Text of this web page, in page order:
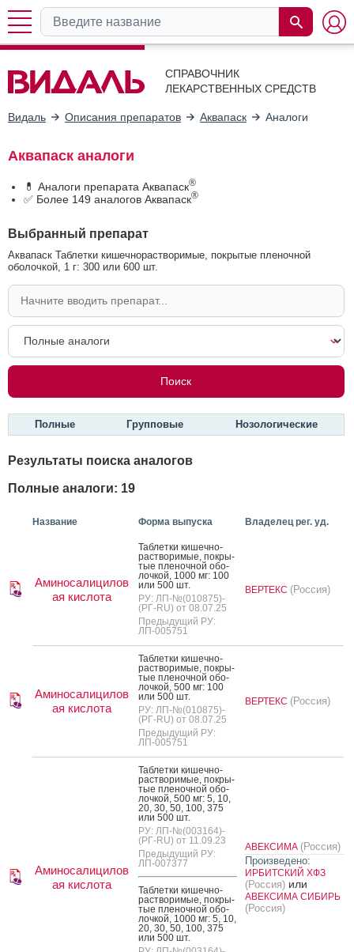
СПРАВОЧНИК
ЛЕКАРСТВЕННЫХ СРЕДСТВ
Видаль Описания препаратов Аквапаск Аналоги
Аквапаск аналоги
💊 Аналоги препарата Аквапаск®
✅ Более 149 аналогов Аквапаск®
Выбранный препарат
Аквапаск Таблетки кишечнорастворимые, покрытые пленочной
оболочкой, 1 г: 300 или 600 шт.
Полные Групповые Нозологические
Результаты поиска аналогов
Полные аналоги: 19
Название Форма выпуска Владелец рег. уд.
Аминосалицилов
ая кислота
Таб­летки ки­шеч­но­
рас­тво­римые, пок­ры­
тые пле­ноч­ной обо­
лоч­кой, 1000 мг: 100
или 500 шт.
РУ: ЛП-№(010875)-
(РГ-RU) от 08.07.25
Предыдущий РУ:
ЛП-005751
ВЕРТЕКС (Россия)
Аминосалицилов
ая кислота
Таб­летки ки­шеч­но­
рас­тво­римые, пок­ры­
тые пле­ноч­ной обо­
лоч­кой, 500 мг: 100
или 500 шт.
РУ: ЛП-№(010875)-
(РГ-RU) от 08.07.25
Предыдущий РУ:
ЛП-005751
ВЕРТЕКС (Россия)
Аминосалицилов
ая кислота
Таб­летки ки­шеч­но­
рас­тво­римые, пок­ры­
тые пле­ноч­ной обо­
лоч­кой, 500 мг: 5, 10,
20, 30, 50, 100, 375
или 500 шт.
РУ: ЛП-№(003164)-
(РГ-RU) от 11.09.23
Предыдущий РУ:
ЛП-007377
Таб­летки ки­шеч­но­
рас­тво­римые, пок­ры­
тые пле­ноч­ной обо­
лоч­кой, 1000 мг: 5, 10,
20, 30, 50, 100, 375
или 500 шт.
АВЕКСИМА (Россия)
Произведено:
ИРБИТСКИЙ ХФЗ
(Россия) или
АВЕКСИМА СИБИРЬ
(Россия)